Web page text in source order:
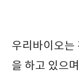
우리바이오는
을 하고 있으